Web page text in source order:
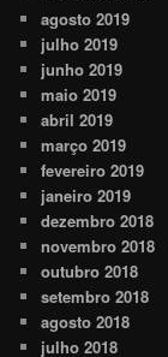
agosto 2019
julho 2019
junho 2019
maio 2019
abril 2019
março 2019
fevereiro 2019
janeiro 2019
dezembro 2018
novembro 2018
outubro 2018
setembro 2018
agosto 2018
julho 2018